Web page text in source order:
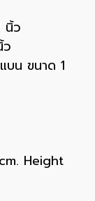
นิ้ว
บน ขนาด 1
Height